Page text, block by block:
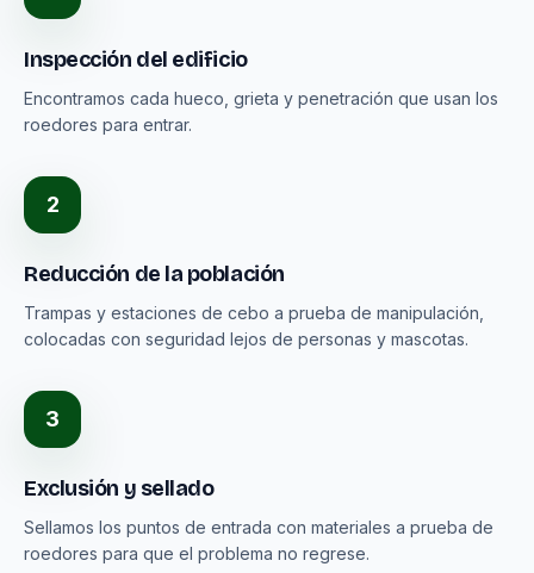
Inspección del edificio
Encontramos cada hueco, grieta y penetración que usan los
roedores para entrar.
2
Reducción de la población
Trampas y estaciones de cebo a prueba de manipulación,
colocadas con seguridad lejos de personas y mascotas.
3
Exclusión y sellado
Sellamos los puntos de entrada con materiales a prueba de
roedores para que el problema no regrese.